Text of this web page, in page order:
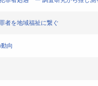
者を地域福祉に繋ぐ
向